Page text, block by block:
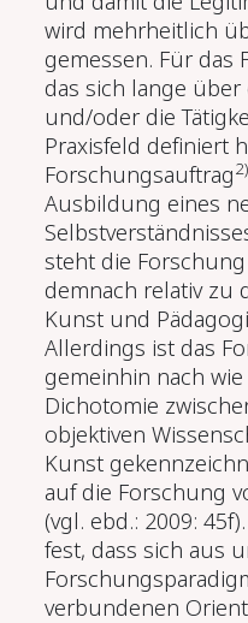
wird mehrheitlich
gemessen. Für das
das sich lange
und/oder die
Praxisfeld definiert
Forschungsauftrag2)
Ausbildung eines
steht die
demnach relativ zu
Kunst und
Allerdings ist das
gemeinhin nach
Dichotomie
objektiven
Kunst
auf die Forschung
(vgl. ebd.: 2009:
fest, dass sich aus
verbundenen